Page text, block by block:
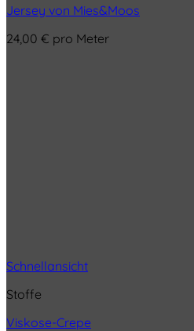
Jersey von Mies&Moos
24,00 € pro Meter
Schnellansicht
Stoffe
Viskose-Crepe